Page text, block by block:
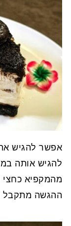
אפשר להגיש
להגיש אותה
מהמקפיא כחצי
ההגשה מתקבל